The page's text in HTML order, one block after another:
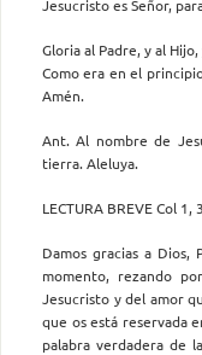
Jesucristo es Señor,
Gloria al Padre, y al
Como era en el
Amén.
Ant. Al nombre de
tierra. Aleluya.
LECTURA BREVE Col 1,
Damos gracias a
momento, rezando
Jesucristo y del amor
que os está reservada
palabra verdadera de